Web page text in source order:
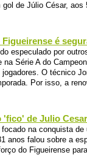
de Júlio César, aos
é
especulado por
na Série A do
O técnico
Por isso, a
'fico' de Julio Cesar
na conquista
anos falou sobre a
do Figueirense